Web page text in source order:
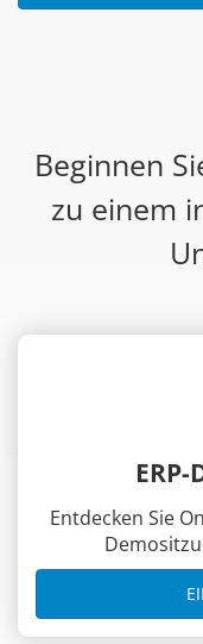
Beginnen
zu einem
Entdecken Sie